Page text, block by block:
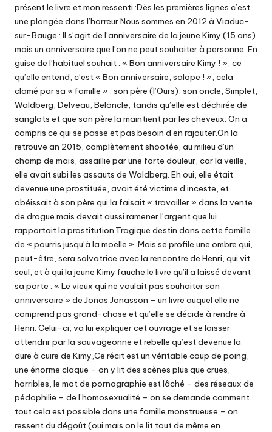
présent le livre et mon ressenti :Dès les premières lignes c’est
une plongée dans l’horreur.Nous sommes en 2012 à Viaduc-
sur-Bauge : Il s’agit de l’anniversaire de la jeune Kimy (15 ans)
mais un anniversaire que l’on ne peut souhaiter à personne. En
guise de l’habituel souhait : « Bon anniversaire Kimy ! », ce
qu’elle entend, c’est « Bon anniversaire, salope ! », cela
clamé par sa « famille » : son père (l’Ours), son oncle, Simplet,
Waldberg, Delveau, Beloncle, tandis qu’elle est déchirée de
sanglots et que son père la maintient par les cheveux. On a
compris ce qui se passe et pas besoin d’en rajouter.On la
retrouve an 2015, complètement shootée, au milieu d’un
champ de maïs, assaillie par une forte douleur, car la veille,
elle avait subi les assauts de Waldberg. Eh oui, elle était
devenue une prostituée, avait été victime d’inceste, et
obéissait à son père qui la faisait « travailler » dans la vente
de drogue mais devait aussi ramener l’argent que lui
rapportait la prostitution.Tragique destin dans cette famille
de « pourris jusqu’à la moëlle ». Mais se profile une ombre qui,
peut-être, sera salvatrice avec la rencontre de Henri, qui vit
seul, et à qui la jeune Kimy fauche le livre qu’il a laissé devant
sa porte : « Le vieux qui ne voulait pas souhaiter son
anniversaire » de Jonas Jonasson – un livre auquel elle ne
comprend pas grand-chose et qu’elle se décide à rendre à
Henri. Celui-ci, va lui expliquer cet ouvrage et se laisser
attendrir par la sauvageonne et rebelle qu’est devenue la
dure à cuire de Kimy,Ce récit est un véritable coup de poing,
une énorme claque – on y lit des scènes plus que crues,
horribles, le mot de pornographie est lâché – des réseaux de
pédophilie – de l’homosexualité – on se demande comment
tout cela est possible dans une famille monstrueuse – on
ressent du dégoût (oui mais on le lit tout de même en